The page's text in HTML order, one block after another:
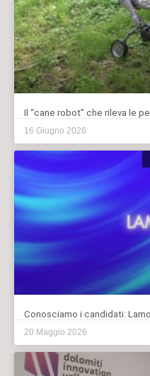
Il “cane robot” che rileva le
16 Giugno 2026
Conosciamo i candidati:
20 Maggio 2026